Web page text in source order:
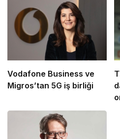
Vodafone Business ve
Migros’tan 5G iş birliği